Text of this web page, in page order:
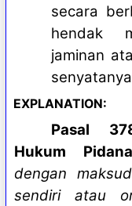
secara
hendak
jaminan
EXPLANATION:
Pasal
Hukum
dengan
sendiri atau